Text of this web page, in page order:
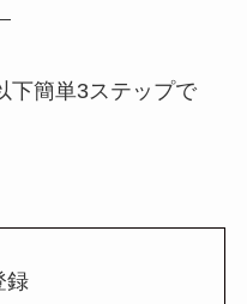
下簡単3ステップで
録